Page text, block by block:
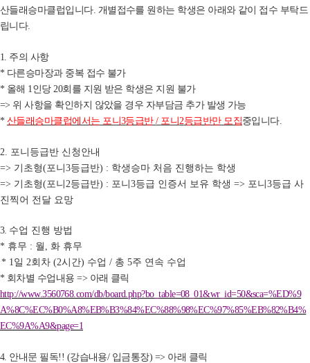
산들래승마클럽입니다. 개별접수를 원하는 학생은 아래와 같이 접수 부탁드
립니다.
1. 주의 사항
* 다른승마장과 중복 접수 불가
* 올해 1인당 20회를 지원 받은 학생은 지원 불가
=> 위 사항을 확인하지 않았을 경우 자부담금 추가 발생 가능
* 산들래승마클럽에서는 포니3등급반/ 포니2등급반만 모집중입니다.
2. 포니등급반 신청안내
=> 기초형(포니3등급반) : 학생승마 처음 진행하는 학생
=> 기초형(포니2등급반) : 포니3등급 인증서 보유 학생 => 포니3등급 사
진찍어 전달 요망
3. 수업 진행 방법
* 휴무 : 월 , 화 휴무
* 1일 2회차(2시간) 수업/ 총5주 연속 수업
* 회차별 수업내용=> 아래 클릭
http://www.3560768.com/db/board.php?bo_table=08_01&wr_id=50&sca=%ED%9
A%8C%EC%B0%A8%EB%B3%84%EC%88%98%EC%97%85%EB%82%B4%
EC%9A%A9&page=1
4. 안내문 필독!! (강습내용/ 입금통장) => 아래 클릭